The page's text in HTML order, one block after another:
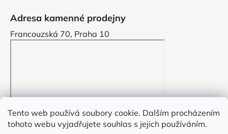
Tento web používá soubory cookie. Dalším procházením
tohoto webu vyjadřujete souhlas s jejich používáním.
Adresa kamenné prodejny
Francouzská 70, Praha 10